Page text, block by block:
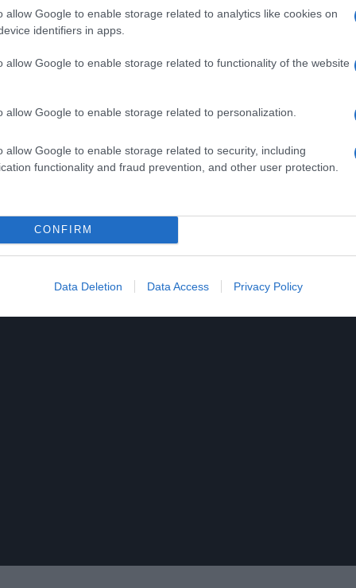
allow Google to enable storage related to analytics like cookies on
identifiers in apps.
allow Google to enable storage related to functionality of the website
allow Google to enable storage related to personalization.
allow Google to enable storage related to security, including
functionality and fraud prevention, and other user protection.
CONFIRM
Data Deletion Data Access Privacy Policy
κυβέρνησης σας. Γιατί βρισκόμαστε,
της κυβέρνησης, μια οξεία
διακυβέρνησης, όπου η
έχει γίνει συνήθεια. Όπως έχει γίνει
της Βουλής και της νομοθεσίας.
Δημοκρατίας.